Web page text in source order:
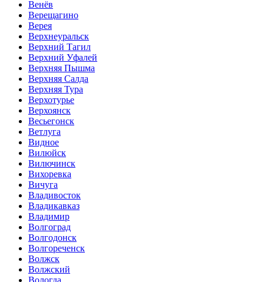
Венёв
Верещагино
Верея
Верхнеуральск
Верхний Тагил
Верхний Уфалей
Верхняя Пышма
Верхняя Салда
Верхняя Тура
Верхотурье
Верхоянск
Весьегонск
Ветлуга
Видное
Вилюйск
Вилючинск
Вихоревка
Вичуга
Владивосток
Владикавказ
Владимир
Волгоград
Волгодонск
Волгореченск
Волжск
Волжский
Вологда